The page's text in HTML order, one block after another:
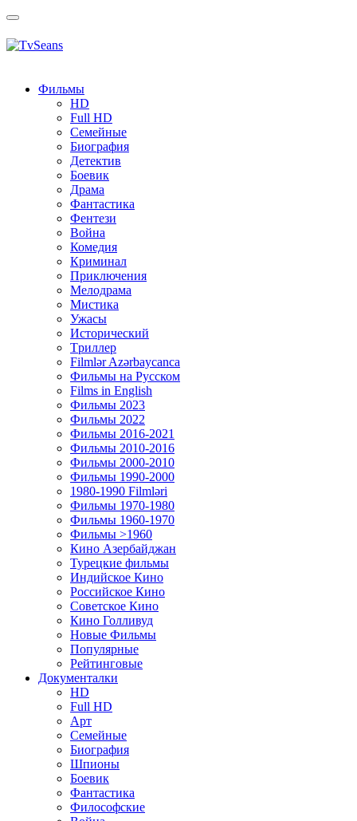
Toggle
Фильмы
HD
Full HD
Семейные
Биография
Детектив
Боевик
Драма
Фантастика
Фентези
Война
Комедия
Криминал
Приключения
Мелодрама
Мистика
Ужасы
Исторический
Tриллер
Filmlər Azərbaycanca
Фильмы на Русском
Films in English
Фильмы 2023
Фильмы 2022
Фильмы 2016-2021
Фильмы 2010-2016
Фильмы 2000-2010
Фильмы 1990-2000
1980-1990 Filmləri
Фильмы 1970-1980
Фильмы 1960-1970
Фильмы >1960
Кино Азербайджан
Турецкие фильмы
Индийское Кино
Российское Кино
Советское Кино
Кино Голливуд
Новые Фильмы
Популярные
Рейтинговые
Документалки
HD
Full HD
Арт
Семейные
Биография
Шпионы
Боевик
Фантастика
Философские